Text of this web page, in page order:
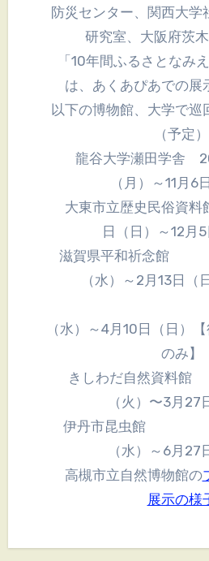
防災センター、関西大学
研究室、大阪府茨
「10年間ふるさとなみ
は、あくあぴあでの展
以下の博物館、大学で巡
（予定）
龍谷大学瀬田学舎
（月）～11月6
大東市立歴史民俗
日（日）～12月5
滋賀県平和祈念館
（水）～2月13日（
3月
（水）～4月10日（日）
のみ】
きしわだ自然資
（火）〜3月27
伊丹市昆虫
（水）～6月27
高槻市立自然博物館の
展示の様